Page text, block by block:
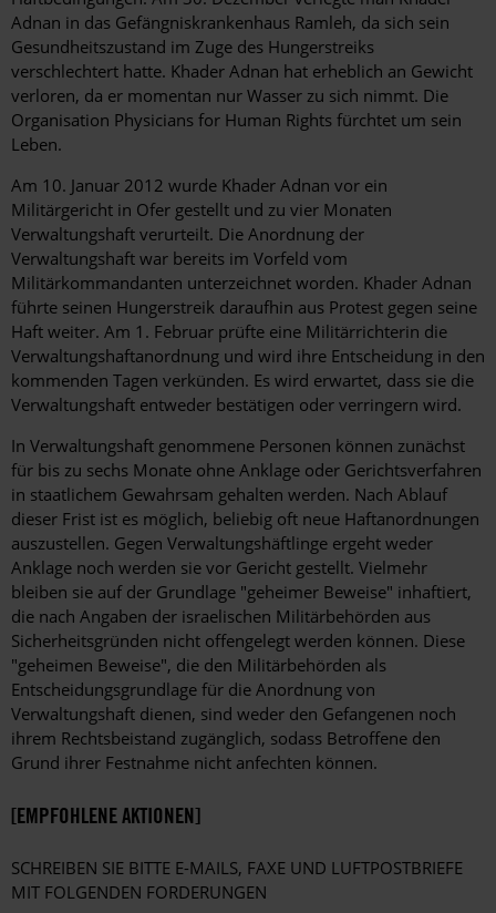
Adnan in das Gefängniskrankenhaus Ramleh, da sich sein
Gesundheitszustand im Zuge des Hungerstreiks
verschlechtert hatte. Khader Adnan hat erheblich an Gewicht
verloren, da er momentan nur Wasser zu sich nimmt. Die
Organisation Physicians for Human Rights fürchtet um sein
Leben.
Am 10. Januar 2012 wurde Khader Adnan vor ein
Militärgericht in Ofer gestellt und zu vier Monaten
Verwaltungshaft verurteilt. Die Anordnung der
Verwaltungshaft war bereits im Vorfeld vom
Militärkommandanten unterzeichnet worden. Khader Adnan
führte seinen Hungerstreik daraufhin aus Protest gegen seine
Haft weiter. Am 1. Februar prüfte eine Militärrichterin die
Verwaltungshaftanordnung und wird ihre Entscheidung in den
kommenden Tagen verkünden. Es wird erwartet, dass sie die
Verwaltungshaft entweder bestätigen oder verringern wird.
In Verwaltungshaft genommene Personen können zunächst
für bis zu sechs Monate ohne Anklage oder Gerichtsverfahren
in staatlichem Gewahrsam gehalten werden. Nach Ablauf
dieser Frist ist es möglich, beliebig oft neue Haftanordnungen
auszustellen. Gegen Verwaltungshäftlinge ergeht weder
Anklage noch werden sie vor Gericht gestellt. Vielmehr
bleiben sie auf der Grundlage "geheimer Beweise" inhaftiert,
die nach Angaben der israelischen Militärbehörden aus
Sicherheitsgründen nicht offengelegt werden können. Diese
"geheimen Beweise", die den Militärbehörden als
Entscheidungsgrundlage für die Anordnung von
Verwaltungshaft dienen, sind weder den Gefangenen noch
ihrem Rechtsbeistand zugänglich, sodass Betroffene den
Grund ihrer Festnahme nicht anfechten können.
[EMPFOHLENE AKTIONEN]
SCHREIBEN SIE BITTE E-MAILS, FAXE UND LUFTPOSTBRIEFE
MIT FOLGENDEN FORDERUNGEN